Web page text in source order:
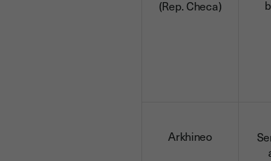
(Rep. Checa)
Arkhineo